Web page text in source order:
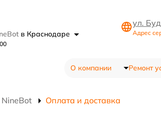
в Краснодаре
ул.
Адрес
О компании Ремонт
Оплата и доставка